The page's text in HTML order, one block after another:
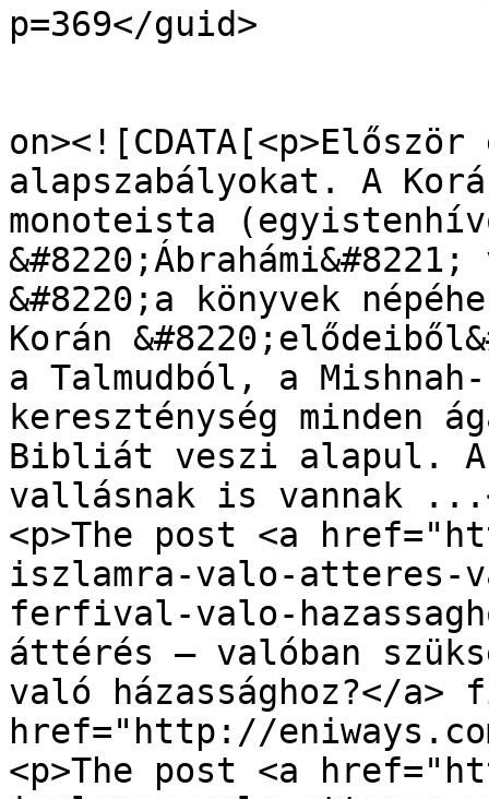
p=369</guid>
on><![CDATA[<p>Először
alapszabályokat. A
monoteista
&#8220;a könyvek
Korán
a Talmudból, a
kereszténység minden
Bibliát veszi alapul. A
vallásnak is vannak
<p>The post <a
iszlamra-valo-atteres-
ferfival-valo-
áttérés – valóban
való házassághoz?</
href="http://
<p>The post <a